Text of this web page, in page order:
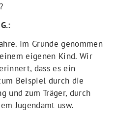
Im Grunde genommen
eigenen Kind. Wir
dass es ein
Beispiel durch die
und zum Träger, durch
Jugendamt usw.